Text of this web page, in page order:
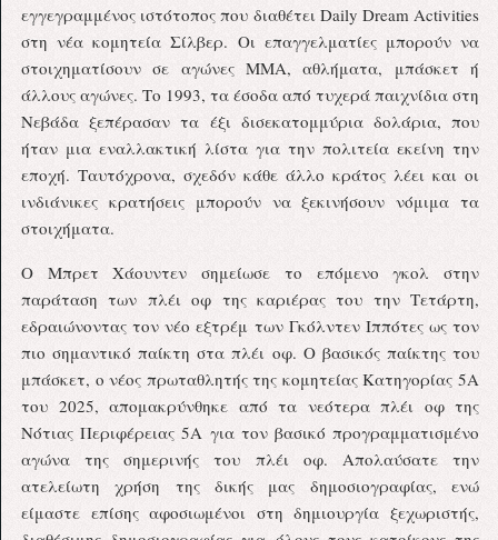
εγγεγραμμένος ιστότοπος που διαθέτει Daily Dream Activities
στη νέα κομητεία Σίλβερ. Οι επαγγελματίες μπορούν να
στοιχηματίσουν σε αγώνες MMA, αθλήματα, μπάσκετ ή
άλλους αγώνες. Το 1993, τα έσοδα από τυχερά παιχνίδια στη
Νεβάδα ξεπέρασαν τα έξι δισεκατομμύρια δολάρια, που
ήταν μια εναλλακτική λίστα για την πολιτεία εκείνη την
εποχή. Ταυτόχρονα, σχεδόν κάθε άλλο κράτος λέει και οι
ινδιάνικες κρατήσεις μπορούν να ξεκινήσουν νόμιμα τα
στοιχήματα.
Ο Μπρετ Χάουντεν σημείωσε το επόμενο γκολ στην
παράταση των πλέι οφ της καριέρας του την Τετάρτη,
εδραιώνοντας τον νέο εξτρέμ των Γκόλντεν Ιππότες ως τον
πιο σημαντικό παίκτη στα πλέι οφ. Ο βασικός παίκτης του
μπάσκετ, ο νέος πρωταθλητής της κομητείας Κατηγορίας 5Α
του 2025, απομακρύνθηκε από τα νεότερα πλέι οφ της
Νότιας Περιφέρειας 5Α για τον βασικό προγραμματισμένο
αγώνα της σημερινής του πλέι οφ. Απολαύσατε την
ατελείωτη χρήση της δικής μας δημοσιογραφίας, ενώ
είμαστε επίσης αφοσιωμένοι στη δημιουργία ξεχωριστής,